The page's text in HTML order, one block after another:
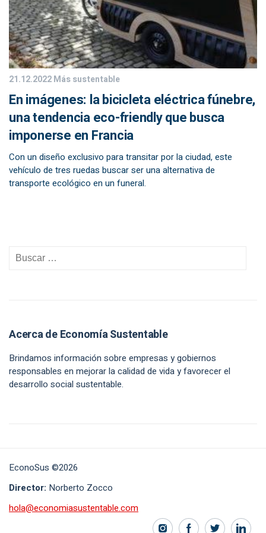
21.12.2022Más sustentable
En imágenes: la bicicleta eléctrica fúnebre,
una tendencia eco-friendly que busca
imponerse en Francia
Con un diseño exclusivo para transitar por la ciudad, este
vehículo de tres ruedas buscar ser una alternativa de
transporte ecológico en un funeral.
Acerca de Economía Sustentable
Brindamos información sobre empresas y gobiernos
responsables en mejorar la calidad de vida y favorecer el
desarrollo social sustentable.
EconoSus ©2026
Director: Norberto Zocco
hola@economiasustentable.com